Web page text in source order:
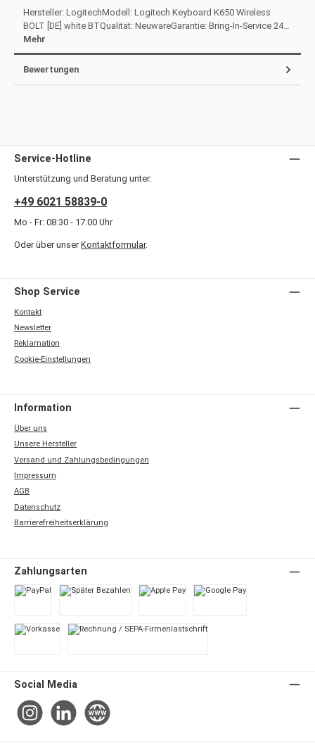
Hersteller: LogitechModell: Logitech Keyboard K650 Wireless
BOLT [DE] white BTQualität: NeuwareGarantie: Bring-In-Service 24…
Mehr
Bewertungen
Service-Hotline
Unterstützung und Beratung unter:
+49 6021 58839-0
Mo - Fr: 08:30 - 17:00 Uhr
Oder über unser Kontaktformular.
Shop Service
Kontakt
Newsletter
Reklamation
Cookie-Einstellungen
Information
Über uns
Unsere Hersteller
Versand und Zahlungsbedingungen
Impressum
AGB
Datenschutz
Barrierefreiheitserklärung
Zahlungsarten
Social Media
InstagramLinkedIn Website